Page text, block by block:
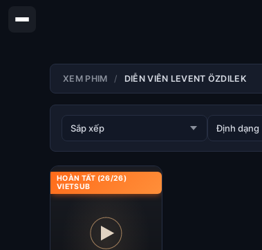
XEM PHIM DIỄN VIÊN LEVENT ÖZDILEK
HOÀN TẤT (26/26)
VIETSUB